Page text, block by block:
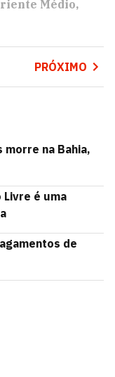
Médio
PRÓXIMO
morre na Bahia,
é uma
de